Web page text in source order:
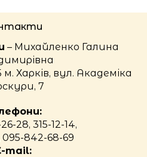
– Михайленко Галина
м. Харків, вул. Академіка
7
28, 315-12-14,
095-842-68-69
mail: